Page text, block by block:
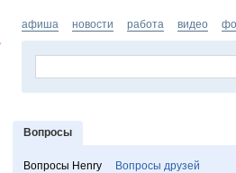
афиша новости работа видео
Вопросы
Вопросы Henry Вопросы друзей